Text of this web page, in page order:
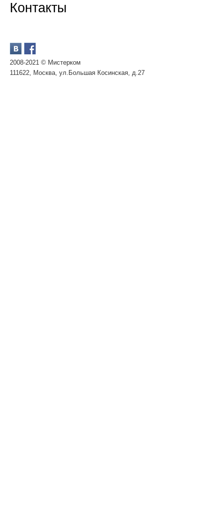
Контакты
2008-2021 © Мистерком
111622, Москва, ул.Большая Косинская, д.27